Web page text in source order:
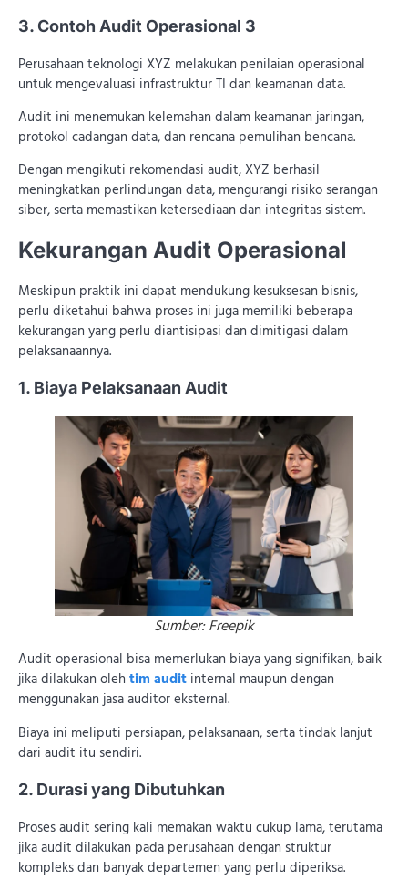
3. Contoh Audit Operasional 3
Perusahaan teknologi XYZ melakukan penilaian operasional
untuk mengevaluasi infrastruktur TI dan keamanan data.
Audit ini menemukan kelemahan dalam keamanan jaringan,
protokol cadangan data, dan rencana pemulihan bencana.
Dengan mengikuti rekomendasi audit, XYZ berhasil
meningkatkan perlindungan data, mengurangi risiko serangan
siber, serta memastikan ketersediaan dan integritas sistem.
Kekurangan Audit Operasional
Meskipun praktik ini dapat mendukung kesuksesan bisnis,
perlu diketahui bahwa proses ini juga memiliki beberapa
kekurangan yang perlu diantisipasi dan dimitigasi dalam
pelaksanaannya.
1. Biaya Pelaksanaan Audit
Sumber: Freepik
Audit operasional bisa memerlukan biaya yang signifikan, baik
jika dilakukan oleh tim audit internal maupun dengan
menggunakan jasa auditor eksternal.
Biaya ini meliputi persiapan, pelaksanaan, serta tindak lanjut
dari audit itu sendiri.
2. Durasi yang Dibutuhkan
Proses audit sering kali memakan waktu cukup lama, terutama
jika audit dilakukan pada perusahaan dengan struktur
kompleks dan banyak departemen yang perlu diperiksa.